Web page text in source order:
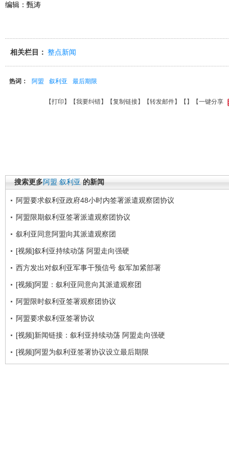
编辑：甄涛
相关栏目： 整点新闻
热词： 阿盟 叙利亚 最后期限
【打印 】【我要纠错】【复制链接】【转发邮件】【 】 【一键分享
搜索更多阿盟 叙利亚 的新闻
阿盟要求叙利亚政府48小时内签署派遣观察团协议
阿盟限期叙利亚签署派遣观察团协议
叙利亚同意阿盟向其派遣观察团
[视频]叙利亚持续动荡 阿盟走向强硬
西方发出对叙利亚军事干预信号 叙军加紧部署
[视频]阿盟：叙利亚同意向其派遣观察团
阿盟限时叙利亚签署观察团协议
阿盟要求叙利亚签署协议
[视频]新闻链接：叙利亚持续动荡 阿盟走向强硬
[视频]阿盟为叙利亚签署协议设立最后期限